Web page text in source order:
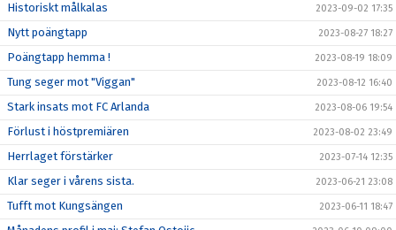
Historiskt målkalas 2023-09-02 17:35
Nytt poängtapp 2023-08-27 18:27
Poängtapp hemma ! 2023-08-19 18:09
Tung seger mot "Viggan" 2023-08-12 16:40
Stark insats mot FC Arlanda 2023-08-06 19:54
Förlust i höstpremiären 2023-08-02 23:49
Herrlaget förstärker 2023-07-14 12:35
Klar seger i vårens sista. 2023-06-21 23:08
Tufft mot Kungsängen 2023-06-11 18:47